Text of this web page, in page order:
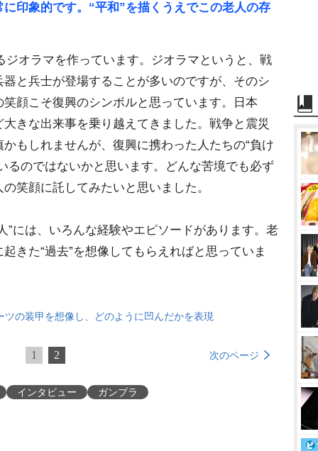
印象的です。“平和”を描くうえでこの老人の存
ジオラマを作っています。ジオラマというと、戦
と兵士が登場することが多いのですが、そのシ
顔こそ復興のシンボルと思っています。日本
きな出来事を乗り越えてきました。戦争と震災
もしれませんが、復興に携わった人たちの“負け
るのではないかと思います。どんな苦境でも必ず
笑顔に託してみたいと思いました。
には、いろんな経験やエピソードがあります。老
きた“過去”を想像してもらえればと思っていま
ツの装甲を想像し、どのように凹んだかを表現
1 2 次のページ
インタビュー ガンプラ